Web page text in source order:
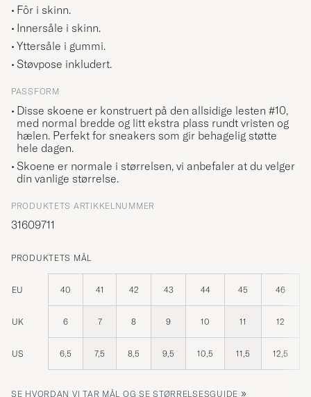
Fôr i skinn.
Innersåle i skinn.
Yttersåle i gummi.
Støvpose inkludert.
PASSFORM
Disse skoene er konstruert på den allsidige lesten #10,
med normal bredde og litt ekstra plass rundt vristen og
hælen. Perfekt for sneakers som gir behagelig støtte
hele dagen.
Skoene er normale i størrelsen, vi anbefaler at du velger
din vanlige størrelse.
PRODUKTETS ARTIKKELNUMMER
31609711
PRODUKTETS MÅL
EU 40 41 42 43 44 45 46
UK 6 7 8 9 10 11 12
US 6,5 7,5 8,5 9,5 10,5 11,5 12,5
SE HVORDAN VI TAR MÅL OG SE STØRRELSESGUIDE »